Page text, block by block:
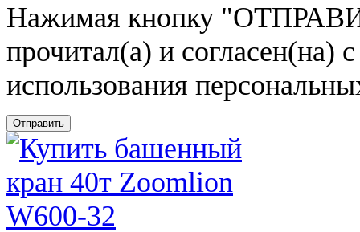
Нажимая кнопку
прочитал(а) и согласен(на)
использования
Отправить